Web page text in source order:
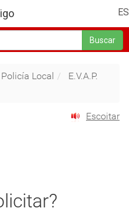
ES
Buscar
Policía Local
E.V.A.P.
Escoitar